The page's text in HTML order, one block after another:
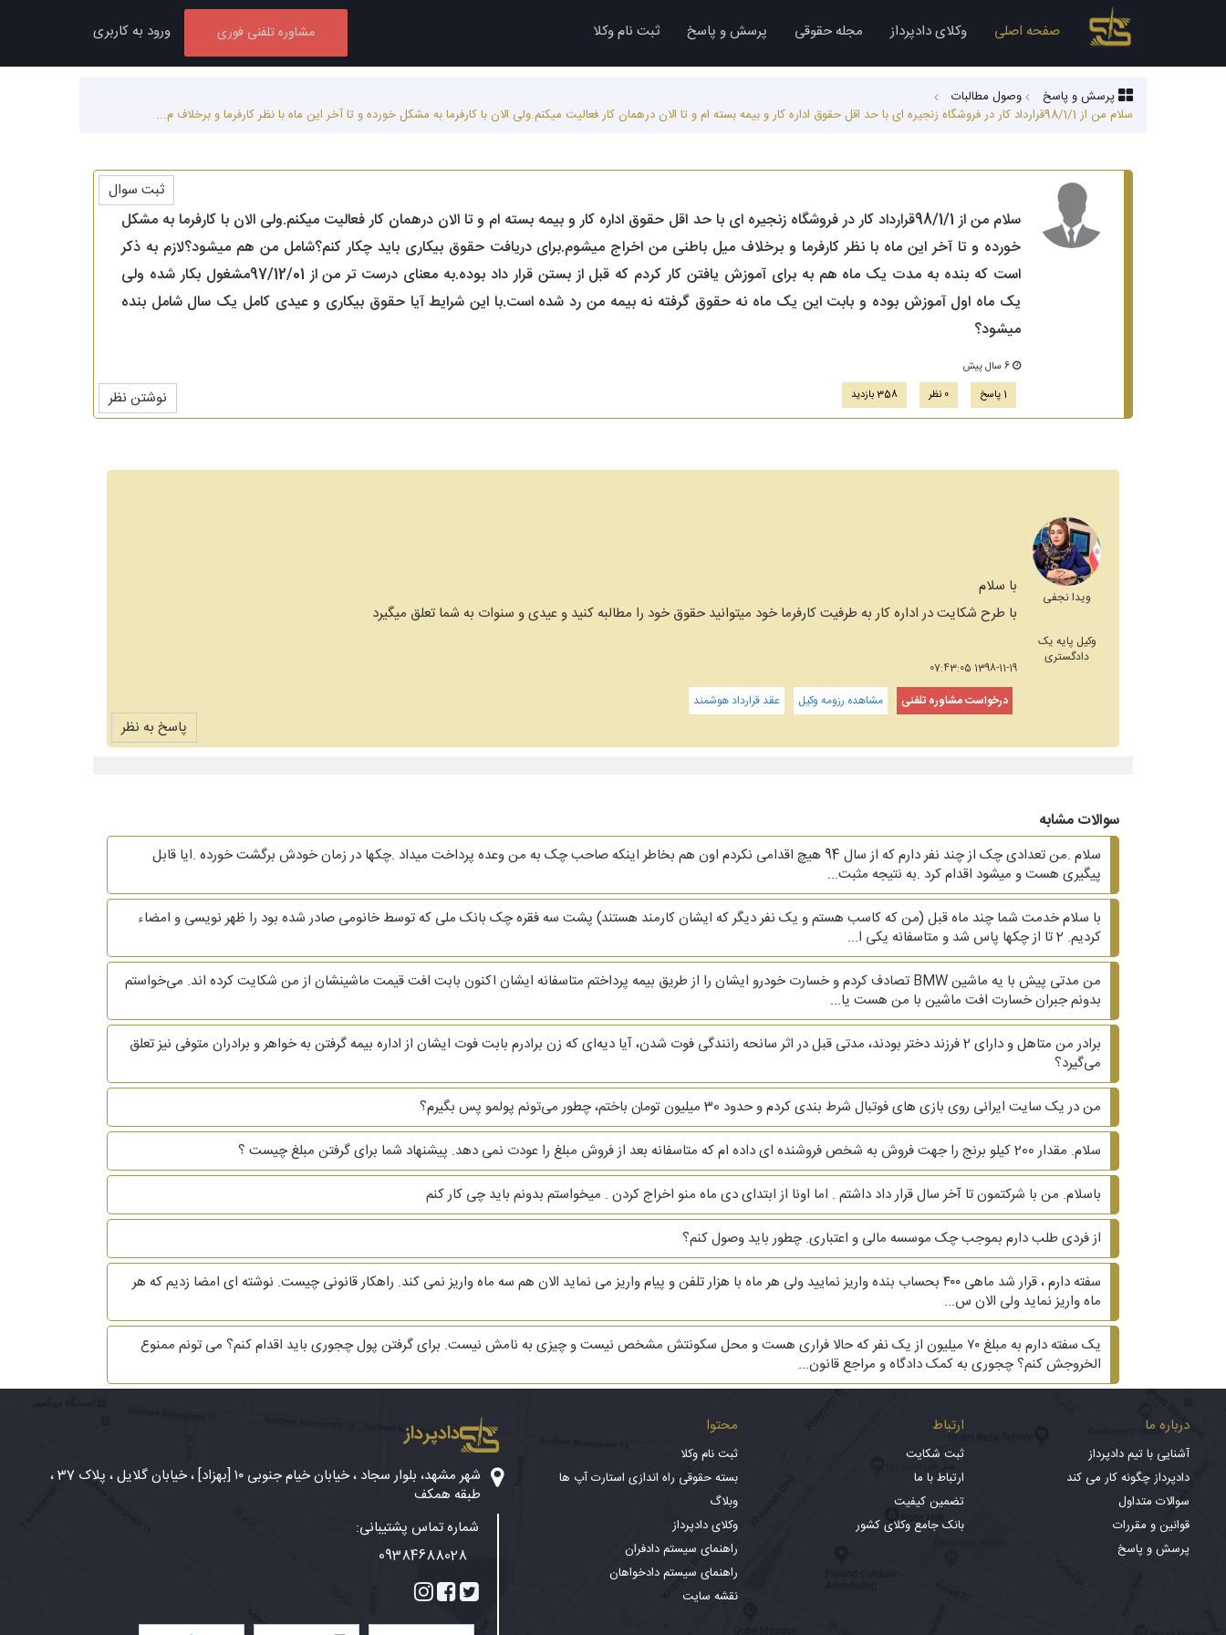
صفحه اصلی وکلای دادپرداز مجله حقوقی پرسش و پاسخ ثبت نام وکلا مشاوره تلفنی فوری ورود به کاربری
پرسش و پاسخ
وصول مطالبات
سلام من از 98/1/1قرارداد کار در فروشگاه زنجیره ای با حد اقل حقوق اداره کار و بیمه بسته ام و تا الان درهمان کار فعالیت میکنم.ولی الان با کارفرما به مشکل خورده و تا آخر این ماه با نظر کارفرما و برخلاف م...
سلام من از 98/1/1قرارداد کار در فروشگاه زنجیره ای با حد اقل حقوق اداره کار و بیمه بسته ام و تا الان درهمان کار فعالیت میکنم.ولی الان با کارفرما به مشکل
خورده و تا آخر این ماه با نظر کارفرما و برخلاف میل باطنی من اخراج میشوم.برای دریافت حقوق بیکاری باید چکار کنم؟شامل من هم میشود؟لازم به ذکر
است که بنده به مدت یک ماه هم به برای آموزش یافتن کار کردم که قبل از بستن قرار داد بوده.به معنای درست تر من از 97/12/01مشغول بکار شده ولی
یک ماه اول آموزش بوده و بابت این یک ماه نه حقوق گرفته نه بیمه من رد شده است.با این شرایط آیا حقوق بیکاری و عیدی کامل یک سال شامل بنده
میشود؟
6 سال پیش
1 پاسخ
0 نظر 358 بازدید نوشتن نظر
ثبت سوال
ویدا نجفی
وکیل پایه یک
دادگستری
با سلام
با طرح شکایت در اداره کار به طرفیت کارفرما خود میتوانید حقوق خود را مطالبه کنید و عیدی و سنوات به شما تعلق میگیرد
1398-11-19 07:43:05
درخواست مشاوره تلفنی مشاهده رزومه وکیل عقد قرارداد هوشمند
پاسخ به نظر
سوالات مشابه
سلام .من تعدادی چک از چند نفر دارم که از سال 94 هیچ اقدامی نکردم اون هم بخاطر اینکه صاحب چک به من وعده پرداخت میداد .چکها در زمان خودش برگشت خورده .ایا قابل
پیگیری هست و میشود اقدام کرد .به نتیجه مثبت...
با سلام خدمت شما چند ماه قبل (من که کاسب هستم و یک نفر دیگر که ایشان کارمند هستند) پشت سه فقره چک بانک ملی که توسط خانومی صادر شده بود را ظهر نویسی و امضاء
کردیم. 2 تا از چکها پاس شد و متاسفانه یکی ا...
من مدتی پیش با یه ماشین BMW تصادف کردم و خسارت خودرو ایشان را از طریق بیمه پرداختم متاسفانه ایشان اکنون بابت افت قیمت ماشینشان از من شکایت کرده اند. می‌خواستم
بدونم جبران خسارت افت ماشین با من هست یا...
برادر من متاهل و دارای 2 فرزند دختر بودند، مدتی قبل در اثر سانحه رانندگی فوت شدن، آیا دیه‌ای که زن برادرم بابت فوت ایشان از اداره بیمه گرفتن به خواهر و برادران متوفی نیز تعلق
می‌گیرد؟
من در یک سایت ایرانی روی بازی های فوتبال شرط بندی کردم و حدود 30 میلیون تومان باختم، چطور می‌تونم پولمو پس بگیرم؟
سلام. مقدار 200 کیلو برنج را جهت فروش به شخص فروشنده ای داده ام که متاسفانه بعد از فروش مبلغ را عودت نمی دهد. پیشنهاد شما برای گرفتن مبلغ چیست ؟
باسلام. من با شرکتمون تا آخر سال قرار داد داشتم . اما اونا از ابتدای دی ماه منو اخراج کردن . میخواستم بدونم باید چی کار کنم
از فردی طلب دارم بموجب چک موسسه مالی و اعتباری. چطور باید وصول کنم؟
سفته دارم ، قرار شد ماهی ۴۰۰ بحساب بنده واریز نمایید ولی هر ماه با هزار تلفن و پیام واریز می نماید الان هم سه ماه واریز نمی کند. راهکار قانونی چیست. نوشته ای امضا زدیم که هر
ماه واریز نماید ولی الان س...
یک سفته دارم به مبلغ ۷۰ میلیون از یک نفر که حالا فراری هست و محل سکونتش مشخص نیست و چیزی به نامش نیست. برای گرفتن پول چجوری باید اقدام کنم؟ می تونم ممنوع
الخروجش کنم؟ چجوری به کمک دادگاه و مراجع قانون...
درباره ما
آشنایی با تیم دادپرداز
دادپرداز چگونه کار می کند
سوالات متداول
قوانین و مقررات
پرسش و پاسخ
ارتباط
ثبت شکایت
ارتباط با ما
تضمین کیفیت
بانک جامع وکلای کشور
محتوا
ثبت نام وکلا
بسته حقوقی راه اندازی استارت آپ ها
وبلاگ
وکلای دادپرداز
راهنمای سیستم دادفران
راهنمای سیستم دادخواهان
نقشه سایت
دادپرداز
شهر مشهد، بلوار سجاد ، خیابان خیام جنوبی ۱۰ [بهزاد] ، خیابان گلایل ، پلاک 37 ،
طبقه همکف
شماره تماس پشتیبانی:
09384688028